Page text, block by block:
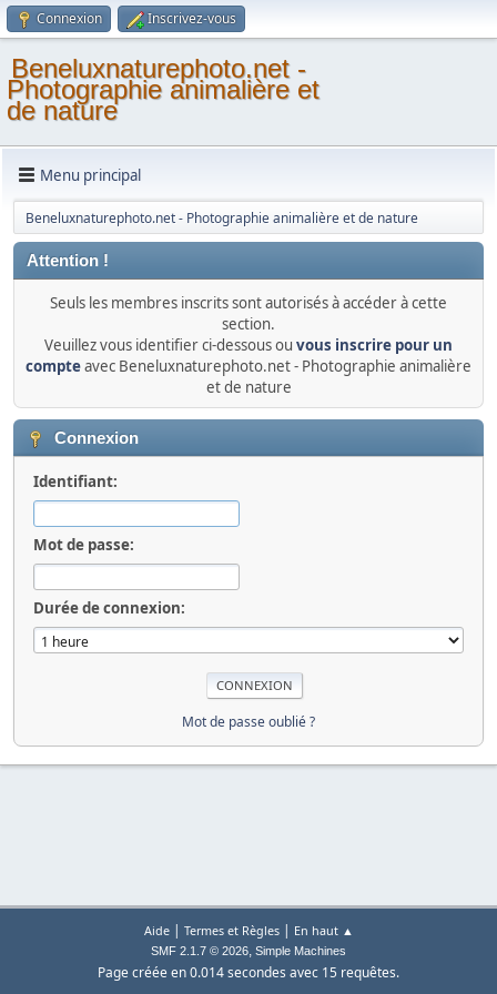
Connexion Inscrivez-vous
Beneluxnaturephoto.net -
Photographie animalière et
de nature
Menu principal
Beneluxnaturephoto.net - Photographie animalière et de nature
Attention !
Seuls les membres inscrits sont autorisés à accéder à cette
section.
Veuillez vous identifier ci-dessous ou vous inscrire pour un
compteavec Beneluxnaturephoto.net - Photographie animalière
et de nature
Connexion
Identifiant:
Mot de passe:
Durée de connexion:
Mot de passe oublié ?
Aide| Termes et Règles| En haut ▲
SMF 2.1.7 © 2026, Simple Machines
Page créée en 0.014 secondes avec 15 requêtes.